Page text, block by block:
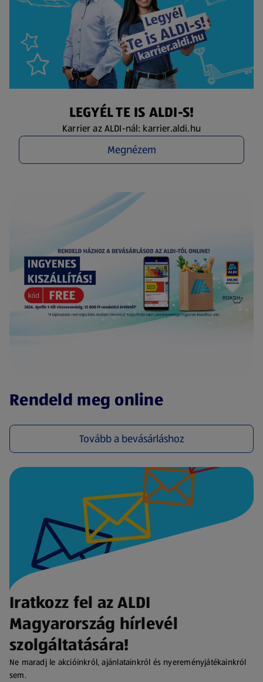
LEGYÉL TE IS ALDI-S!
Karrier az ALDI-nál: karrier.aldi.hu
Megnézem
Rendeld meg online
Tovább a bevásárláshoz
(új oldalon nyílik meg)
Iratkozz fel az ALDI
Magyarország hírlevél
szolgáltatására!
Ne maradj le akcióinkról, ajánlatainkról és nyereményjátékainkról
sem.